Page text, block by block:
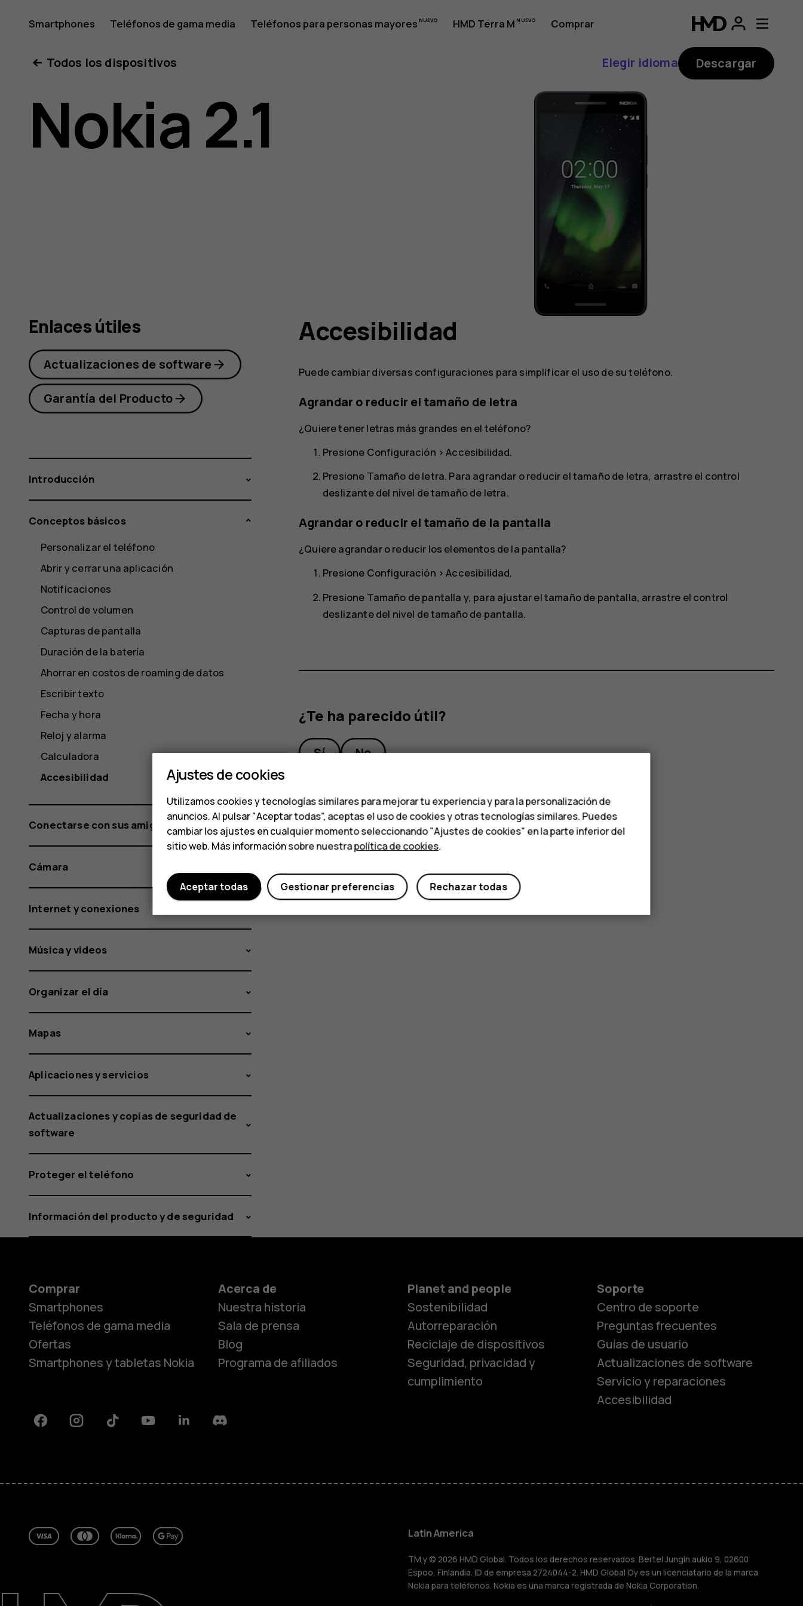
Manual
del
usuario
2.1
Smartphones Teléfonos de gama media Teléfonos para personas mayores HMD Terra M Comprar
Teléfonos para
personas mayores
HMD Terra M
Blog
Todos los dispositivos Elegir idioma Descargar
Nokia 2.1
Accesibilidad
Puede cambiar diversas configuraciones para simplificar el uso de su teléfono.
Agrandar o reducir el tamaño de letra
¿Quiere tener letras más grandes en el teléfono?
Presione Configuración >Accesibilidad.
Presione Tamaño de letra. Para agrandar o reducir el tamaño de letra, arrastre el control
deslizante del nivel de tamaño de letra.
Agrandar o reducir el tamaño de la pantalla
¿Quiere agrandar o reducir los elementos de la pantalla?
Presione Configuración >Accesibilidad.
Presione Tamaño de pantalla y, para ajustar el tamaño de pantalla, arrastre el control
deslizante del nivel de tamaño de pantalla.
¿Te ha parecido útil?
Sí No
Enlaces útiles
Actualizaciones de software
Garantía del Producto
Introducción
Conceptos básicos
Personalizar el teléfono
Abrir y cerrar una aplicación
Notificaciones
Control de volumen
Capturas de pantalla
Duración de la batería
Ahorrar en costos de roaming de datos
Escribir texto
Fecha y hora
Reloj y alarma
Calculadora
Accesibilidad
Conectarse con sus amigos y familiares
Cámara
Internet y conexiones
Música y videos
Organizar el día
Mapas
Aplicaciones y servicios
Actualizaciones y copias de seguridad de
software
Proteger el teléfono
Información del producto y de seguridad
Comprar
Smartphones
Teléfonos de gama media
Ofertas
Smartphones y tabletas Nokia
Acerca de
Nuestra historia
Sala de prensa
Blog
Programa de afiliados
Planet and people
Sostenibilidad
Autorreparación
Reciclaje de dispositivos
Seguridad, privacidad y
cumplimiento
Soporte
Centro de soporte
Preguntas frecuentes
Guías de usuario
Actualizaciones de software
Servicio y reparaciones
Accesibilidad
FacebookInstagramTiktok YoutubeLinkedinDiscord
Latin America
TM y © 2026 HMD Global. Todos los derechos reservados. Bertel Jungin aukio 9, 02600
Espoo, Finlandia. ID de empresa 2724044-2. HMD Global Oy es un licenciatario de la marca
Nokia para teléfonos. Nokia es una marca registrada de Nokia Corporation.
Ajustes de cookies
Utilizamos cookies y tecnologías similares para mejorar tu experiencia y para la personalización de
anuncios. Al pulsar "Aceptar todas", aceptas el uso de cookies y otras tecnologías similares. Puedes
cambiar los ajustes en cualquier momento seleccionando "Ajustes de cookies" en la parte inferior del
sitio web. Más información sobre nuestrapolítica de cookies.
Rechazar todas
Gestionar preferencias
Aceptar todas